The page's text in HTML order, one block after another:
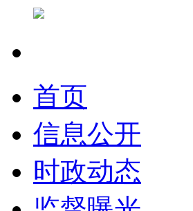
首页
信息公开
时政动态